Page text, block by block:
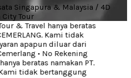
Singapura & Malaysia / 4D
Tour
& Travel hanya beratas
Kami tidak
apapun diluar dari
• No Rekening
beratas namakan PT.
tidak bertanggung